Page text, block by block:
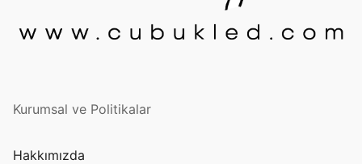
Kurumsal ve Politikalar
Hakkımızda